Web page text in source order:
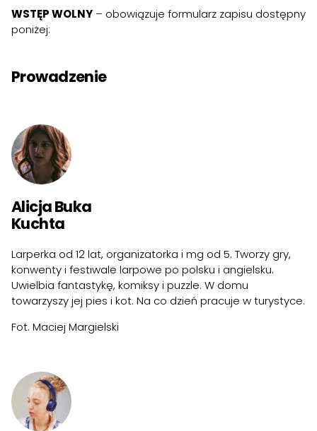
WSTĘP WOLNY – obowiązuje formularz zapisu dostępny
poniżej:
Prowadzenie
Alicja Buka
Kuchta
Larperka od 12 lat, organizatorka i mg od 5. Tworzy gry,
konwenty i festiwale larpowe po polsku i angielsku.
Uwielbia fantastykę, komiksy i puzzle. W domu
towarzyszy jej pies i kot. Na co dzień pracuje w turystyce.
Fot. Maciej Margielski